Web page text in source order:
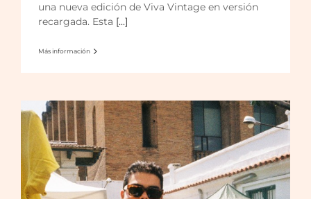
una nueva edición de Viva Vintage en versión
recargada. Esta [...]
Más información